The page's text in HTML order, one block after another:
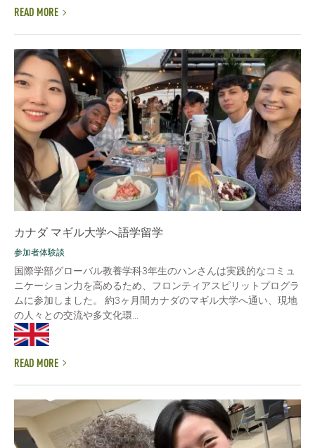
READ MORE
カナダ マギル大学へ語学留学
参加者体験談
国際学部グローバル教養学科3年生のハンさんは実践的なコミュ
ニケーション力を高めるため、フロンティアスピリットプログラ
ムに参加しました。 約3ヶ月間カナダのマギル大学へ通い、現地
の人々との交流や多文化環...
READ MORE